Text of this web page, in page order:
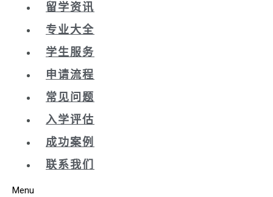
留学资讯
专业大全
学生服务
申请流程
常见问题
入学评估
成功案例
联系我们
Menu